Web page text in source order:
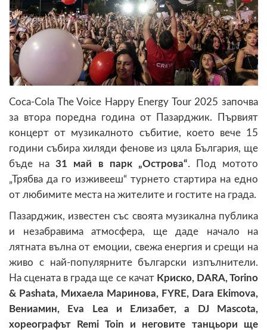
Coca-Cola The Voice Happy Energy Tour 2025 започва
за втора поредна година от Пазарджик. Първият
концерт от музикалното събитие, което вече 15
години събира хиляди фенове из цяла България, ще
бъде на31 май в парк „Острова“. Под мотото
„Трябва да го изживееш“ турнето стартира на едно
от любимите места на жителите и гостите на града.
Пазарджик, известен със своята музикална публика
и незабравима атмосфера, ще даде начало на
лятната вълна от емоции, свежа енергия и срещи на
живо с най-популярните български изпълнители.
На сцената в града ще се качат Криско, DARA, Torino
& Pashata, Михаела Маринова, FYRE, Dara Ekimova,
Вениамин, Eva Lea и Елизабет, а DJ Mascota,
хореографът Remi Toin и неговите танцьори ще